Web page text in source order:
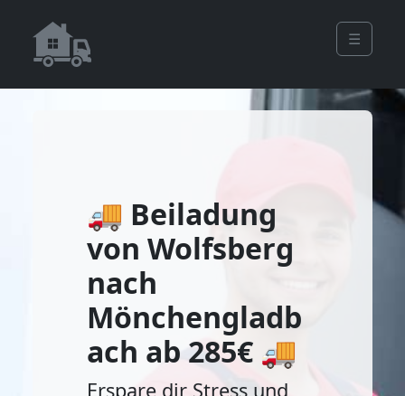
☰
🚚 Beiladung
von Wolfsberg
nach
Mönchengladb
ach ab 285€ 🚚
Erspare dir Stress und